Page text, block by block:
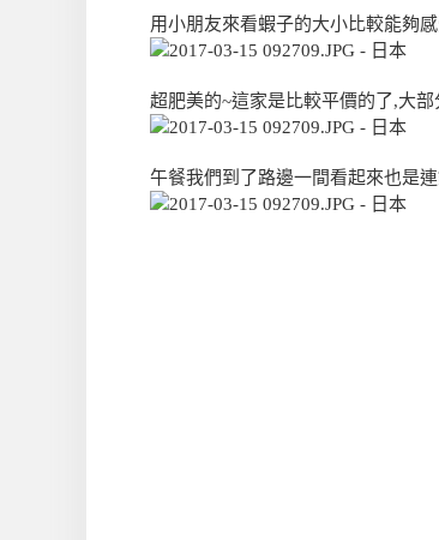
用小朋友來看蝦子的大小比較能夠
超肥美的~這家是比較平價的了,大
午餐我們到了路邊一間看起來也是